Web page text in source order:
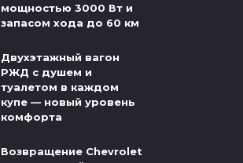
мощностью 3000 Вт и
запасом хода до 60 км
Двухэтажный вагон
РЖД с душем и
туалетом в каждом
купе — новый уровень
комфорта
Возвращение Chevrolet